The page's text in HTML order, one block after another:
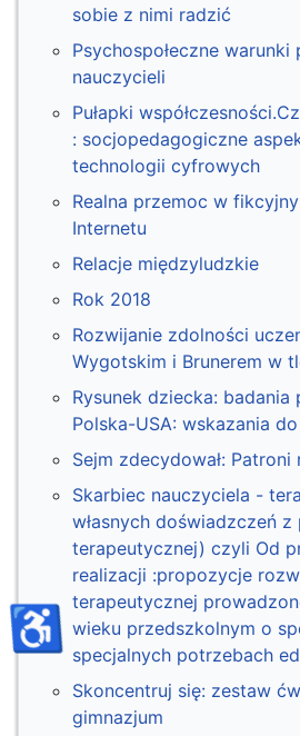
sobie z nimi radzić
Psychospołeczne
nauczycieli
Pułapki
: socjopedagogiczne
technologii cyfrowych
Realna przemoc w
Internetu
Relacje międzyludzkie
Rok 2018
Rozwijanie zdolności
Wygotskim i Brunerem w
Rysunek dziecka:
Polska-USA: wskazania
Sejm zdecydował: Patroni
Skarbiec nauczyciela -
własnych doświadzczeń z
terapeutycznej) czyli Od
realizacji :propozycje
terapeutycznej
wieku przedszkolnym o
specjalnych potrzebach
Skoncentruj się: zestaw
gimnazjum